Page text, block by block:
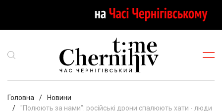
Головна
Новини
"Полюють за нами": російські дрони спалюють хати - люди